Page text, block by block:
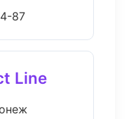
87
Line